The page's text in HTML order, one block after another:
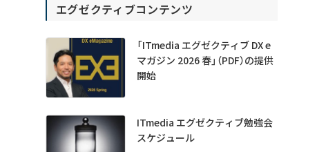
エグゼクティブコンテンツ
「ITmedia エグゼクティブ DX e
マガジン 2026 春」（PDF）の提供
開始
ITmedia エグゼクティブ勉強会
スケジュール